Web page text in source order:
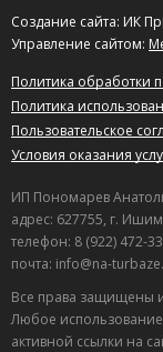
Создание сайта: ИК
Управление сайтом:
Политика обработки
Политика
Пользовательское
Условия оказания
ИП Пономарев
адрес: 627755, г.
телефон: 8 (922) 472-
почта: info@na-
Все права защищены
Любое
активной ссылки на